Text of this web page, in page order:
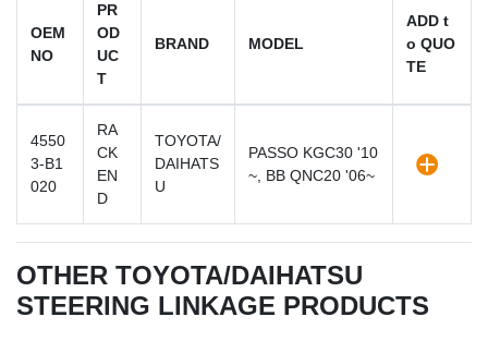
OEM
NO
PR
OD
UC
T
BRAND MODEL
ADD t
o QUO
TE
4550
3-B1
020
RA
CK
EN
D
TOYOTA/
DAIHATS
U
PASSO KGC30 '10
~, BB QNC20 '06~
OTHER TOYOTA/DAIHATSU
STEERING LINKAGE PRODUCTS